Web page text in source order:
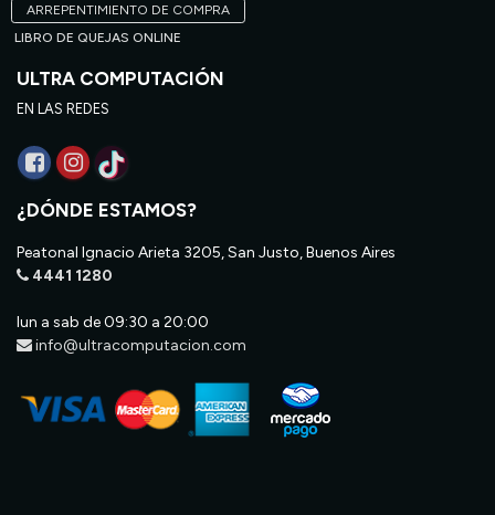
ARREPENTIMIENTO DE COMPRA
LIBRO DE QUEJAS ONLINE
ULTRA COMPUTACIÓN
EN LAS REDES
¿DÓNDE ESTAMOS?
Peatonal Ignacio Arieta 3205, San Justo, Buenos Aires
4441 1280
lun a sab de 09:30 a 20:00
info@ultracomputacion.com